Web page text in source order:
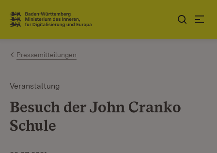
Zum Inhalt springen
Link zur Startseite
Pressemitteilungen
Veranstaltung
Besuch der John Cranko
Schule